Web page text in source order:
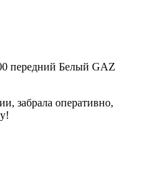
передний Белый GAZ
забрала оперативно,